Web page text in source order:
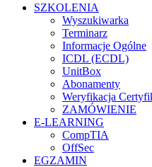
SZKOLENIA
Wyszukiwarka
Terminarz
Informacje Ogólne
ICDL (ECDL)
UnitBox
Abonamenty
Weryfikacja
ZAMÓWIENIE
E-LEARNING
CompTIA
OffSec
EGZAMIN